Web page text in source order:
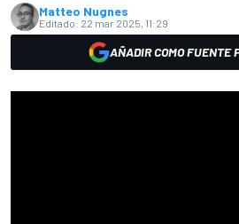
Matteo Nugnes
Editado: 22 mar 2025, 11:29
AÑADIR COMO FUENTE